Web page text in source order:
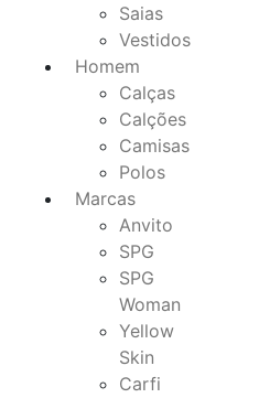
Saias
Vestidos
Homem
Calças
Calções
Camisas
Polos
Marcas
Anvito
SPG
SPG
Woman
Yellow
Skin
Carfi